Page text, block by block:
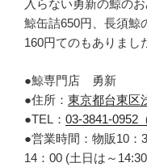
入らない勇新の鯨の
鯨缶詰650円、長須鯨
160円てのもありまし
●鯨専門店 勇新
●住所： 東京都台東区
●TEL： 03-3841-0952
●営業時間：物販10：
14：00 (土日は～